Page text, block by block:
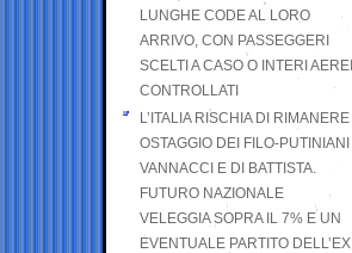
LUNGHE CODE AL LORO
ARRIVO, CON PASSEGGERI
SCELTI A CASO O INTERI AEREI
CONTROLLATI
L’ITALIA RISCHIA DI RIMANERE
OSTAGGIO DEI FILO-PUTINIANI
VANNACCI E DI BATTISTA.
FUTURO NAZIONALE
VELEGGIA SOPRA IL 7% E UN
EVENTUALE PARTITO DELL’EX